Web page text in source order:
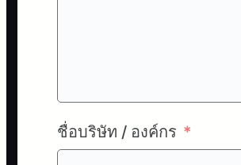
ชื่อบริษัท / องค์กร